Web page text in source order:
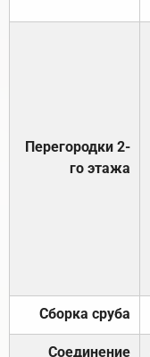
Перегородки 2-
го этажа
Сборка сруба
Соединение